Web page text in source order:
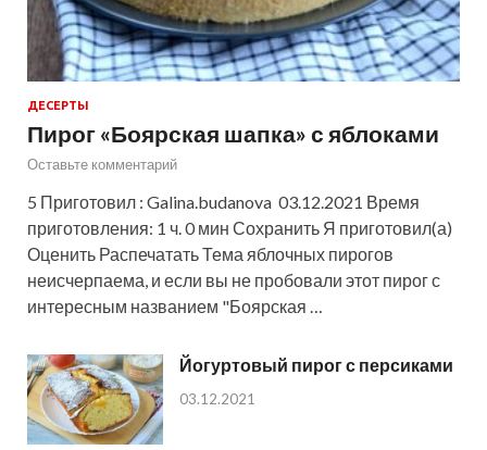
ДЕСЕРТЫ
Пирог «Боярская шапка» с яблоками
Оставьте комментарий
5 Приготовил : Galina.budanova 03.12.2021 Время
приготовления: 1 ч. 0 мин Сохранить Я приготовил(а)
Оценить Распечатать Тема яблочных пирогов
неисчерпаема, и если вы не пробовали этот пирог с
интересным названием "Боярская …
Йогуртовый пирог с персиками
03.12.2021